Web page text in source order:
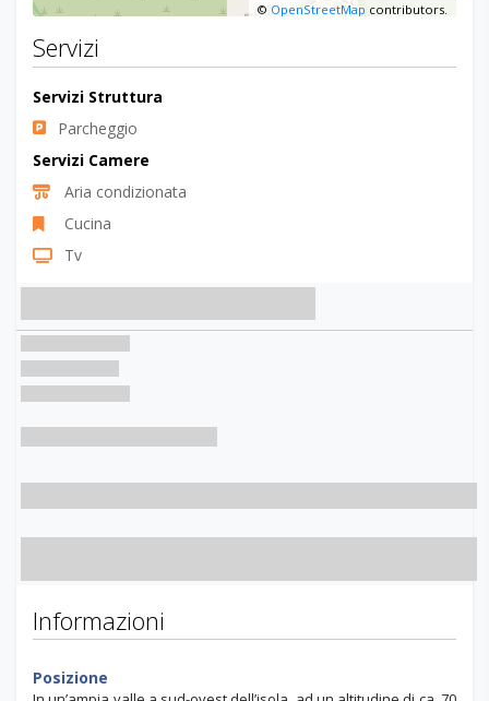
© OpenStreetMap contributors.
Servizi
Servizi Struttura
Parcheggio
Servizi Camere
Aria condizionata
Cucina
Tv
Informazioni
Posizione